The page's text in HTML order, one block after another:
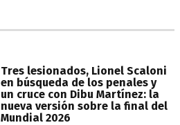
Tres lesionados, Lionel Scaloni
en búsqueda de los penales y
un cruce con Dibu Martínez: la
nueva versión sobre la final del
Mundial 2026